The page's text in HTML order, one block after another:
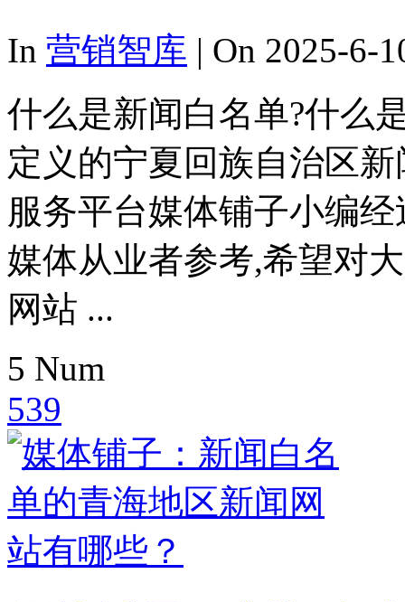
In 营销智库 | On 2025-6-
什么是新闻白名单?什么
定义的宁夏回族自治区
服务平台媒体铺子小编
媒体从业者参考,希望对
网站 ...
5 Num
539